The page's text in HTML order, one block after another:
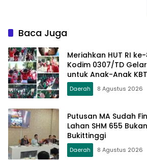
Baca Juga
Meriahkan HUT RI
Kodim 0307/TD
untuk Anak-Anak
Daerah 8 Agustus 2026
Putusan MA Sudah
Lahan SHM 655
Bukittinggi
Daerah 8 Agustus 2026